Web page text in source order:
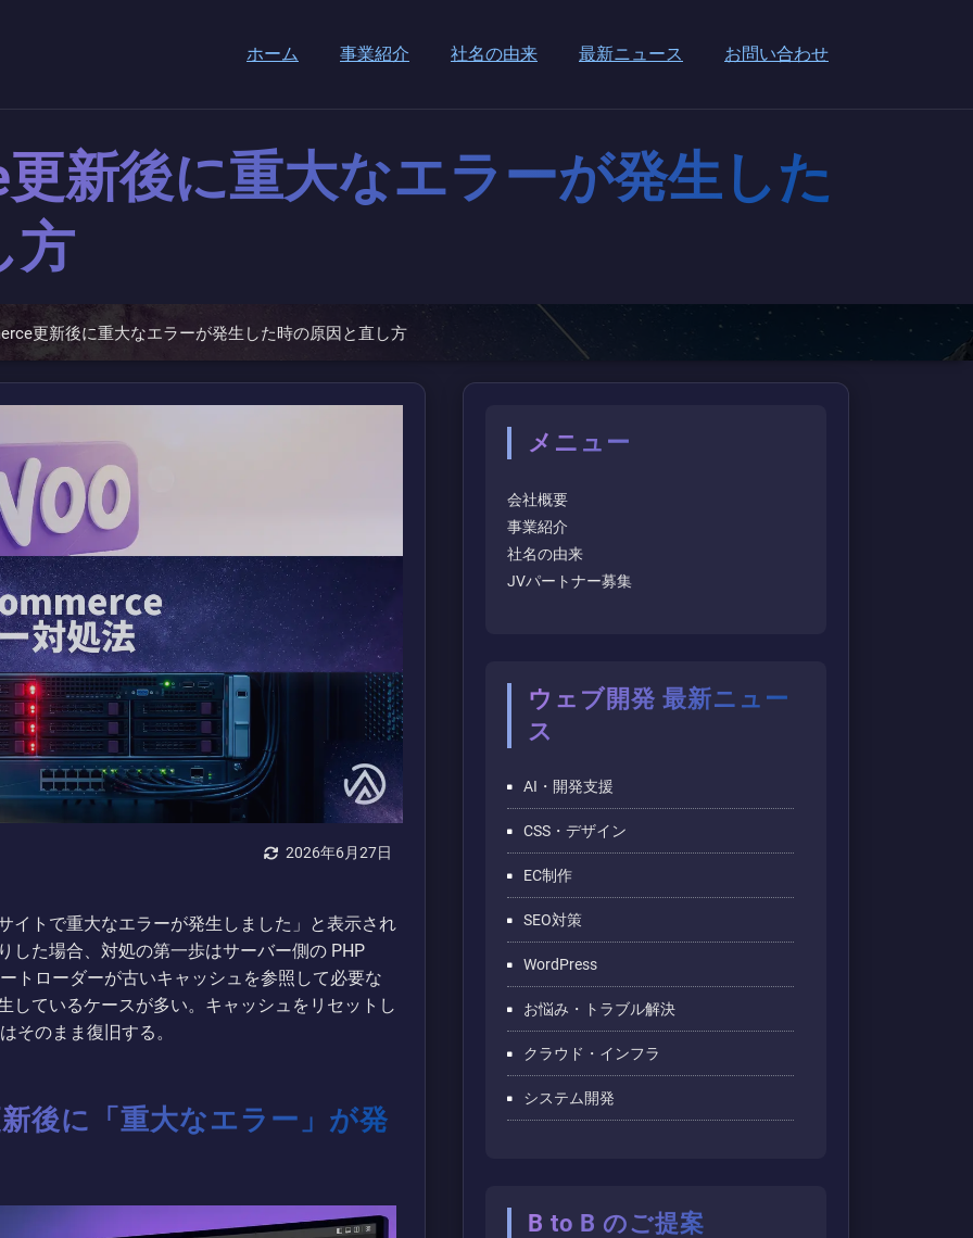
ホーム 事業紹介 社名の由来 最新ニュース お問い合わせ
新後に重大なエラーが発生した
方
更新後に重大なエラーが発生した時の原因と直し方
2026年6月27日
イトで重大なエラーが発生しました」と表示され
した場合、対処の第一歩はサーバー側の PHP
トローダーが古いキャッシュを参照して必要な
しているケースが多い。キャッシュをリセットし
そのまま復旧する。
後に「重大なエラー」が発
メニュー
会社概要
事業紹介
社名の由来
JVパートナー募集
ウェブ開発 最新ニュー
ス
AI・開発支援
CSS・デザイン
EC制作
SEO対策
WordPress
お悩み・トラブル解決
クラウド・インフラ
システム開発
B to B のご提案